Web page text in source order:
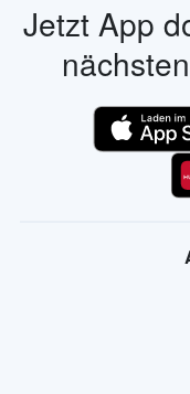
Jetzt App
nächsten